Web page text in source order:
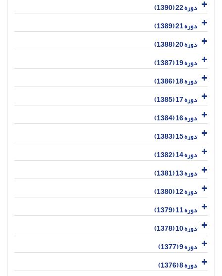
دوره 22 (1390)
دوره 21 (1389)
دوره 20 (1388)
دوره 19 (1387)
دوره 18 (1386)
دوره 17 (1385)
دوره 16 (1384)
دوره 15 (1383)
دوره 14 (1382)
دوره 13 (1381)
دوره 12 (1380)
دوره 11 (1379)
دوره 10 (1378)
دوره 9 (1377)
دوره 8 (1376)